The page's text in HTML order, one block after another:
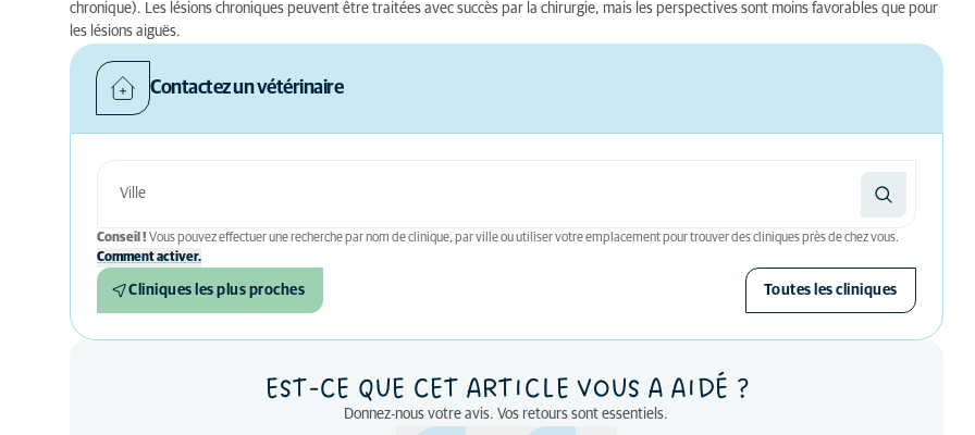
chronique). Les lésions chroniques peuvent être traitées avec succès par la chirurgie, mais les perspectives sont moins favorables que pour
les lésions aiguës.
Contactez un vétérinaire
Conseil ! Vous pouvez effectuer une recherche par nom de clinique, par ville ou utiliser votre emplacement pour trouver des cliniques près de chez vous.
Comment activer.
Cliniques les plus proches Toutes les cliniques
EST-CE QUE CET ARTICLE VOUS A AIDÉ ?
Donnez-nous votre avis. Vos retours sont essentiels.